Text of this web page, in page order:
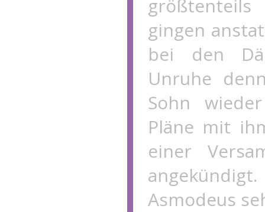
gingen
bei den
Unruhe
Sohn
Pläne mit
einer
Asmodeus